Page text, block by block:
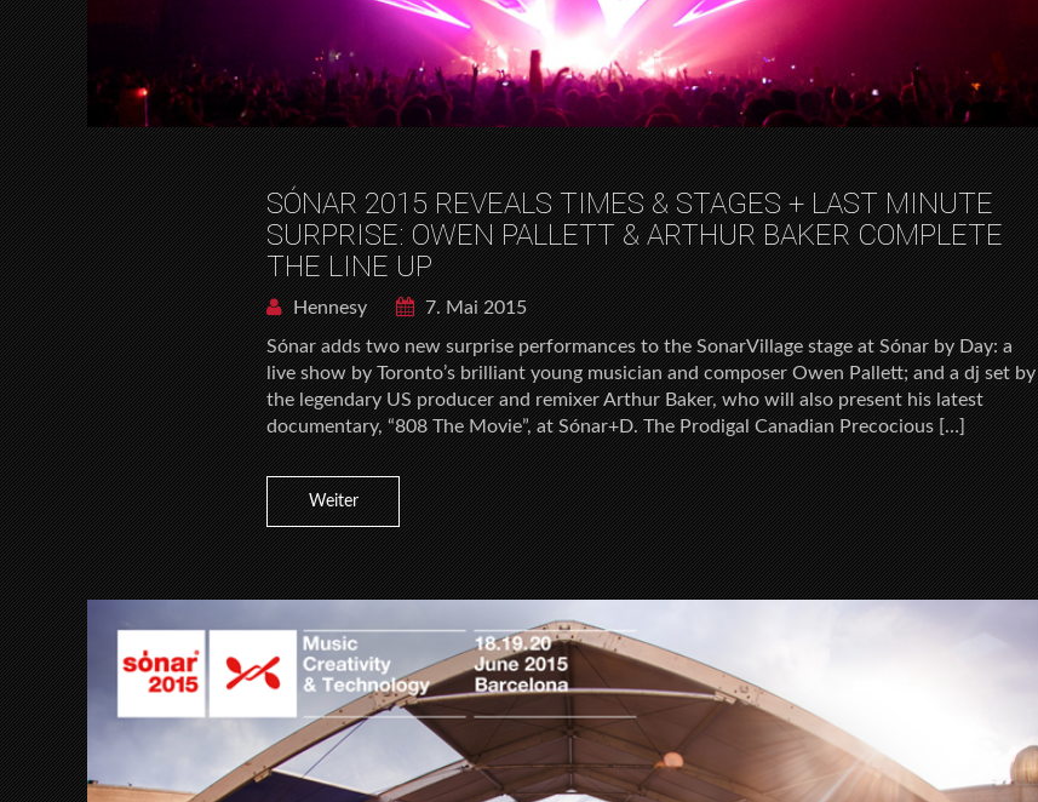
SÓNAR 2015 REVEALS TIMES & STAGES + LAST MINUTE
SURPRISE: OWEN PALLETT & ARTHUR BAKER COMPLETE
THE LINE UP
Hennesy
7. Mai 2015
Sónar adds two new surprise performances to the SonarVillage stage at Sónar by Day: a
live show by Toronto’s brilliant young musician and composer Owen Pallett; and a dj set by
the legendary US producer and remixer Arthur Baker, who will also present his latest
documentary, “808 The Movie”, at Sónar+D. The Prodigal Canadian Precocious […]
Weiter